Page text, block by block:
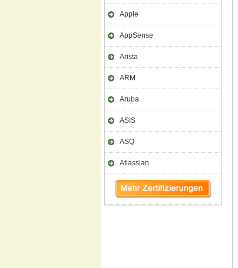
Apple
AppSense
Arista
ARM
Aruba
ASIS
ASQ
Atlassian